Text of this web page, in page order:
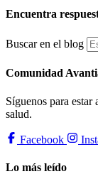
Encuentra
Buscar en el blog
Comunidad
Síguenos para
salud.
Facebook
Lo más leído